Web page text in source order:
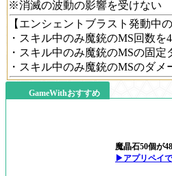
※消滅の波動の影響を受けない
【エンシェントブラスト発動中の
・スキル中のみ魔銃のMS回数を
・スキル中のみ魔銃のMSの固定
・スキル中のみ魔銃のMSのダメ
GameWithおすすめ
魔晶石50個が
▶アプリペイ